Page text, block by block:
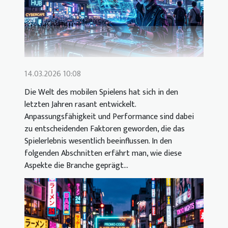
14.03.2026 10:08
Die Welt des mobilen Spielens hat sich in den
letzten Jahren rasant entwickelt.
Anpassungsfähigkeit und Performance sind dabei
zu entscheidenden Faktoren geworden, die das
Spielerlebnis wesentlich beeinflussen. In den
folgenden Abschnitten erfährt man, wie diese
Aspekte die Branche geprägt...